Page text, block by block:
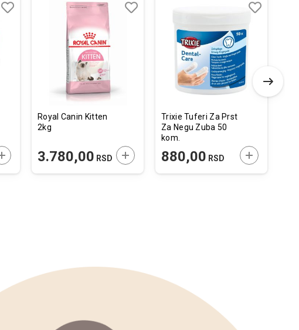
U KORPU
Royal Canin Kitten
2kg
3.780,00 RSD DODAJTE U KORPU
Trixie Tuferi Za Prst
Za Negu Zuba 50
kom.
880,00 RSD DODAJTE U